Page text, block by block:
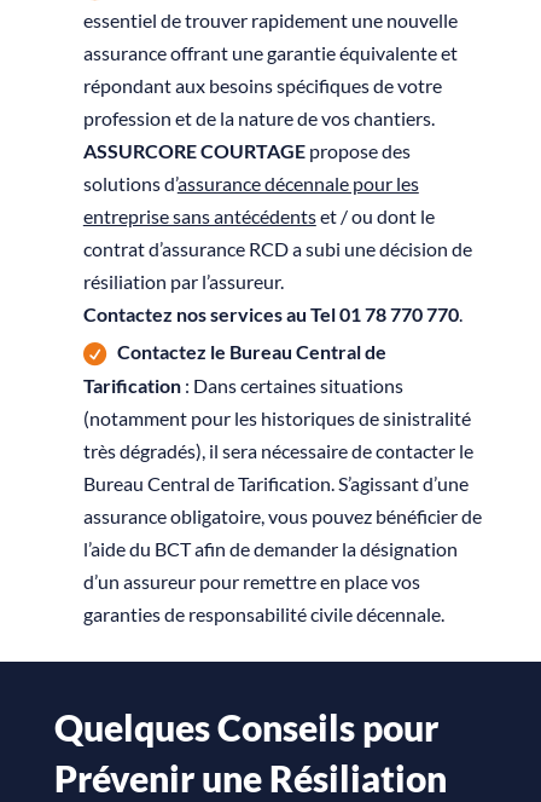
essentiel de trouver rapidement une nouvelle
assurance offrant une garantie équivalente et
répondant aux besoins spécifiques de votre
profession et de la nature de vos chantiers.
ASSURCORE COURTAGEpropose des
solutions d’assurance décennale pour les
entreprise sans antécédentset / ou dont le
contrat d’assurance RCD a subi une décision de
résiliation par l’assureur.
Contactez nos services au Tel 01 78 770 770.
Contactez le Bureau Central de
Tarification: Dans certaines situations
(notamment pour les historiques de sinistralité
très dégradés), il sera nécessaire de contacter le
Bureau Central de Tarification. S’agissant d’une
assurance obligatoire, vous pouvez bénéficier de
l’aide du BCT afin de demander la désignation
d’un assureur pour remettre en place vos
garanties de responsabilité civile décennale.
Quelques Conseils pour
Prévenir une Résiliation